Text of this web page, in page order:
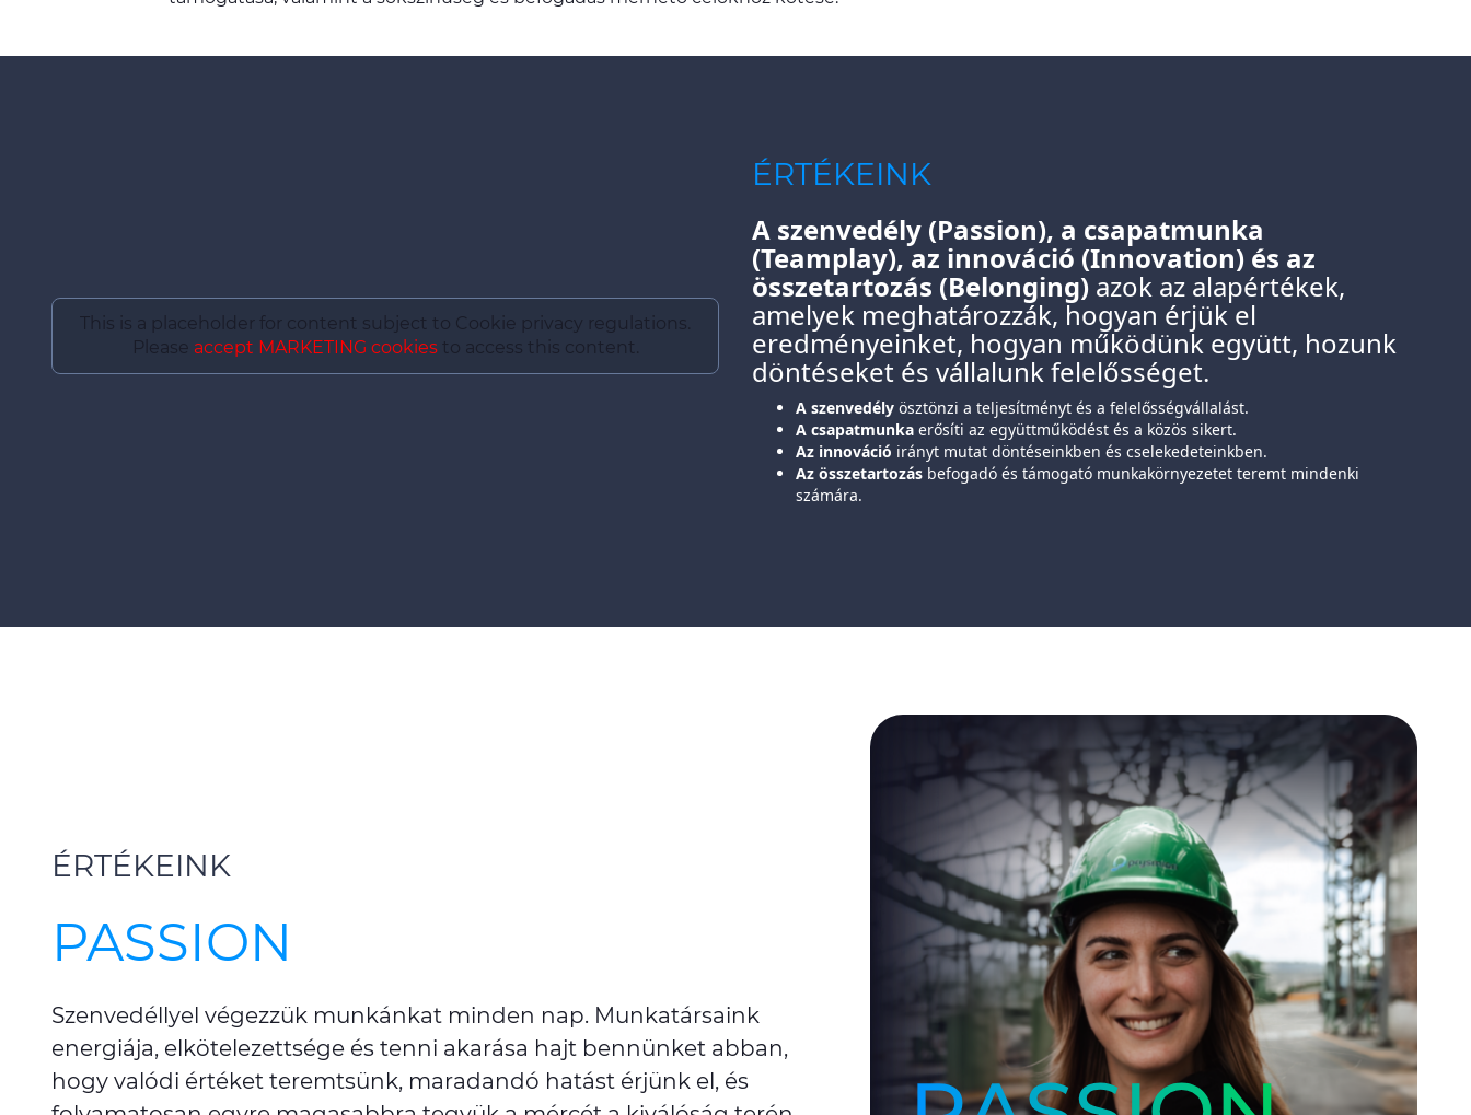
This is a placeholder for content subject to Cookie privacy regulations.
Please accept MARKETING cookiesto access this content.
ÉRTÉKEINK
A szenvedély (Passion), a csapatmunka
(Teamplay), az innováció (Innovation) és az
összetartozás (Belonging) azok az alapértékek,
amelyek meghatározzák, hogyan érjük el
eredményeinket, hogyan működünk együtt, hozunk
döntéseket és vállalunk felelősséget.
A szenvedély ösztönzi a teljesítményt és a felelősségvállalást.
A csapatmunka erősíti az együttműködést és a közös sikert.
Az innováció irányt mutat döntéseinkben és cselekedeteinkben.
Az összetartozás befogadó és támogató munkakörnyezetet teremt mindenki
számára.
ÉRTÉKEINK
PASSION
Szenvedéllyel végezzük munkánkat minden nap. Munkatársaink
energiája, elkötelezettsége és tenni akarása hajt bennünket abban,
hogy valódi értéket teremtsünk, maradandó hatást érjünk el, és